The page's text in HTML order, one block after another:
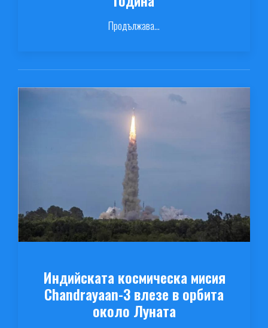
Продължава...
Индийската космическа мисия
Chandrayaan-3 влезе в орбита
около Луната